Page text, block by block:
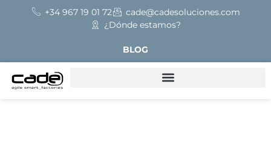
+34 967 19 01 72
cade@cadesoluciones.com
¿Dónde estamos?
BLOG